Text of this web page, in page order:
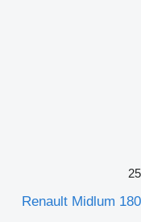
25
Renault Midlum 180